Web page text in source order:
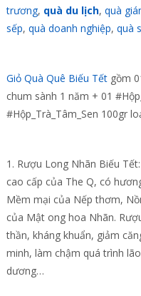
trương, quà du lịch, quà
sếp, quà doanh nghiệp, quà
Giỏ Quà Quê Biếu Tếtgồm
chum sành 1 năm + 01
#Hộp_Trà_Tâm_Sen 100gr
1. Rượu Long Nhãn Biếu
cao cấp của The Q, có
Mềm mại của Nếp thơm,
của Mật ong hoa Nhãn.
thần, kháng khuẩn, giảm
minh, làm chậm quá trình
dương…